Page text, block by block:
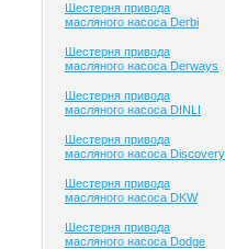
Шестерня привода
масляного насоса Derbi
Шестерня привода
масляного насоса Derways
Шестерня привода
масляного насоса DINLI
Шестерня привода
масляного насоса Discovery
Шестерня привода
масляного насоса DKW
Шестерня привода
масляного насоса Dodge